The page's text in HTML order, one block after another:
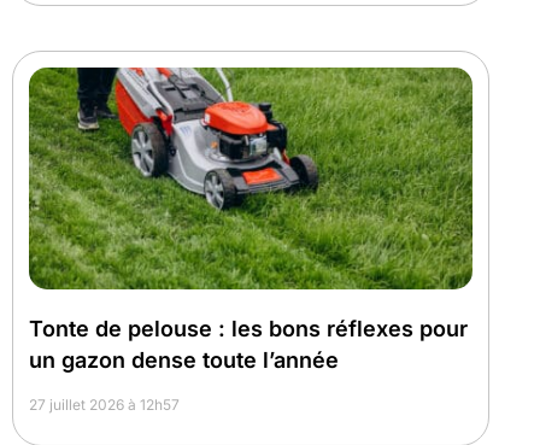
Tonte de pelouse : les bons réflexes pour
un gazon dense toute l’année
27 juillet 2026 à 12h57